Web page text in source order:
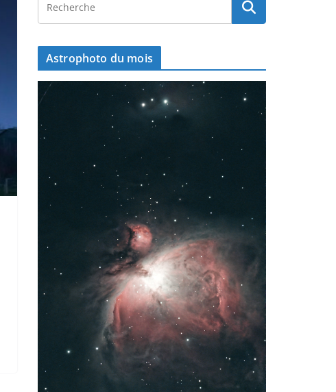
Astrophoto du mois